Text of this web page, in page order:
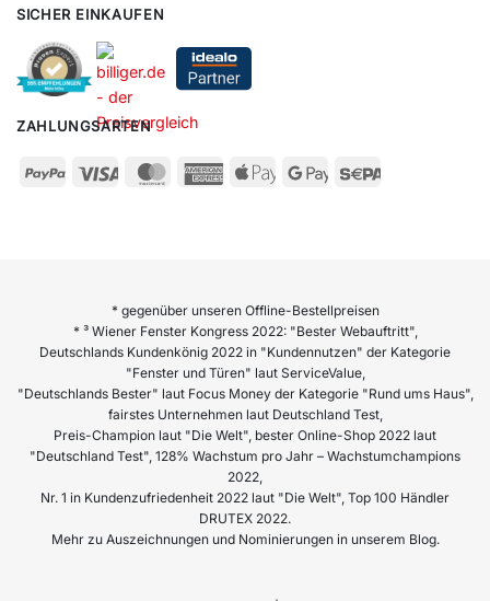
SICHER EINKAUFEN
ZAHLUNGSARTEN
* gegenüber unseren Offline-Bestellpreisen
* ³ Wiener Fenster Kongress 2022: "Bester Webauftritt",
Deutschlands Kundenkönig 2022 in "Kundennutzen" der Kategorie
"Fenster und Türen" laut ServiceValue,
"Deutschlands Bester" laut Focus Money der Kategorie "Rund ums Haus",
fairstes Unternehmen laut Deutschland Test,
Preis-Champion laut "Die Welt", bester Online-Shop 2022 laut
"Deutschland Test", 128% Wachstum pro Jahr – Wachstumchampions
2022,
Nr. 1 in Kundenzufriedenheit 2022 laut "Die Welt", Top 100 Händler
DRUTEX 2022.
Mehr zu Auszeichnungen und Nominierungen in unserem Blog.